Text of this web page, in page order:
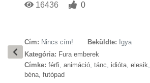
16436
0
Cím: Nincs cím! Beküldte: Igya
Kategória: Fura emberek
Címke: férfi, animáció, tánc, idióta, elesik,
béna, futópad